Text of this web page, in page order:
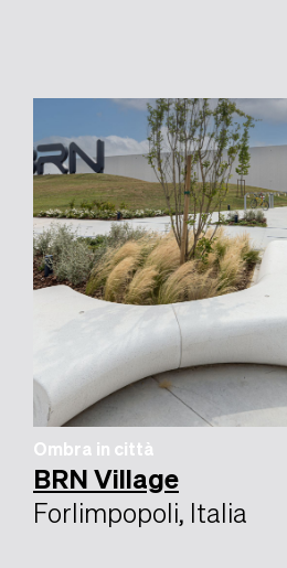
Ombra in città
BRN Village
Forlimpopoli, Italia